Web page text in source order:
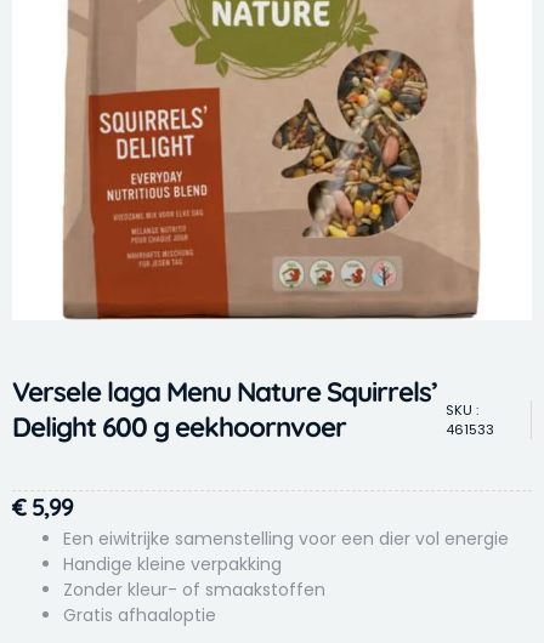
Versele laga Menu Nature Squirrels’
Delight 600 g eekhoornvoer
SKU :
461533
€5,99
Een eiwitrijke samenstelling voor een dier vol energie
Handige kleine verpakking
Zonder kleur- of smaakstoffen
Gratis afhaaloptie